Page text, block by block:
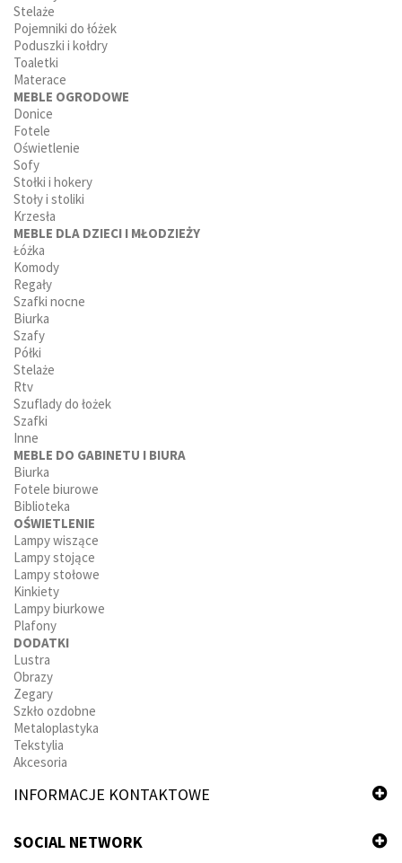
Stelaże
Pojemniki do łóżek
Poduszki i kołdry
Toaletki
Materace
MEBLE OGRODOWE
Donice
Fotele
Oświetlenie
Sofy
Stołki i hokery
Stoły i stoliki
Krzesła
MEBLE DLA DZIECI I MŁODZIEŻY
Łóżka
Komody
Regały
Szafki nocne
Biurka
Szafy
Półki
Stelaże
Rtv
Szuflady do łożek
Szafki
Inne
MEBLE DO GABINETU I BIURA
Biurka
Fotele biurowe
Biblioteka
OŚWIETLENIE
Lampy wiszące
Lampy stojące
Lampy stołowe
Kinkiety
Lampy biurkowe
Plafony
DODATKI
Lustra
Obrazy
Zegary
Szkło ozdobne
Metaloplastyka
Tekstylia
Akcesoria
INFORMACJE KONTAKTOWE
SOCIAL NETWORK